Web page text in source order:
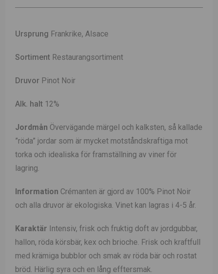
Ursprung Frankrike, Alsace
Sortiment Restaurangsortiment
Druvor Pinot Noir
Alk. halt 12%
Jordmån Övervägande märgel och kalksten, så kallade
”röda” jordar som är mycket motståndskraftiga mot
torka och idealiska för framställning av viner för
lagring.
Information Crémanten är gjord av 100% Pinot Noir
och alla druvor är ekologiska. Vinet kan lagras i 4-5 år.
Karaktär Intensiv, frisk och fruktig doft av jordgubbar,
hallon, röda körsbär, kex och brioche. Frisk och kraftfull
med krämiga bubblor och smak av röda bär och rostat
bröd. Härlig syra och en lång efftersmak.